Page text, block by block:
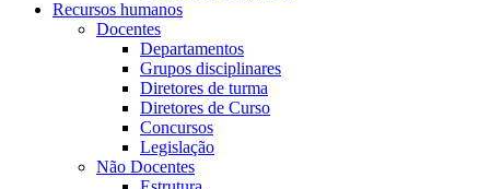
Recursos humanos
Docentes
Departamentos
Grupos disciplinares
Diretores de turma
Diretores de Curso
Concursos
Legislação
Não Docentes